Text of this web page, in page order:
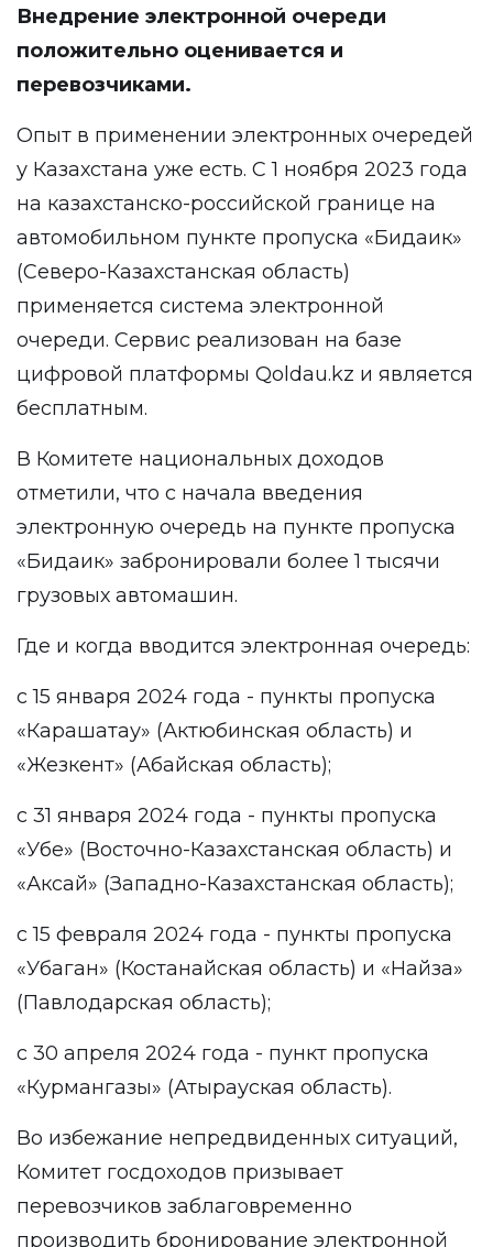
Внедрение электронной очереди
положительно оценивается и
перевозчиками.
Опыт в применении электронных очередей
у Казахстана уже есть. С 1 ноября 2023 года
на казахстанско-российской границе на
автомобильном пункте пропуска «Бидаик»
(Северо-Казахстанская область)
применяется система электронной
очереди. Сервис реализован на базе
цифровой платформы Qoldau.kz и является
бесплатным.
В Комитете национальных доходов
отметили, что с начала введения
электронную очередь на пункте пропуска
«Бидаик» забронировали более 1 тысячи
грузовых автомашин.
Где и когда вводится электронная очередь:
с 15 января 2024 года - пункты пропуска
«Карашатау» (Актюбинская область) и
«Жезкент» (Абайская область);
с 31 января 2024 года - пункты пропуска
«Убе» (Восточно-Казахстанская область) и
«Аксай» (Западно-Казахстанская область);
с 15 февраля 2024 года - пункты пропуска
«Убаган» (Костанайская область) и «Найза»
(Павлодарская область);
с 30 апреля 2024 года - пункт пропуска
«Курмангазы» (Атырауская область).
Во избежание непредвиденных ситуаций,
Комитет госдоходов призывает
перевозчиков заблаговременно
производить бронирование электронной